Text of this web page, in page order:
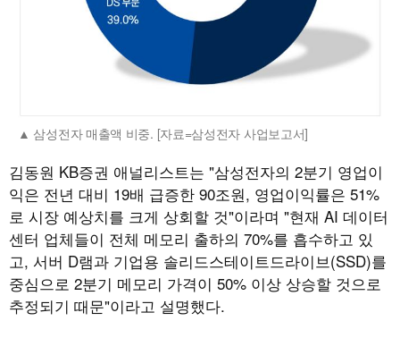
삼성전자 매출액 비중. [자료=삼성전자 사업보고서]
김동원 KB증권 애널리스트는 "삼성전자의 2분기 영업이
익은 전년 대비 19배 급증한 90조원, 영업이익률은 51%
로 시장 예상치를 크게 상회할 것"이라며 "현재 AI 데이터
센터 업체들이 전체 메모리 출하의 70%를 흡수하고 있
고, 서버 D램과 기업용 솔리드스테이트드라이브(SSD)를
중심으로 2분기 메모리 가격이 50% 이상 상승할 것으로
추정되기 때문"이라고 설명했다.